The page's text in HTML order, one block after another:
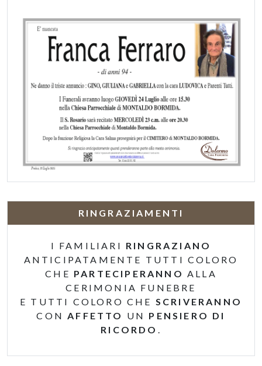
RINGRAZIAMENTI
I FAMILIARI RINGRAZIANO
ANTICIPATAMENTE TUTTI COLORO
CHE PARTECIPERANNO ALLA
CERIMONIA FUNEBRE
E TUTTI COLORO CHE SCRIVERANNO
CON AFFETTO UN PENSIERO DI
RICORDO